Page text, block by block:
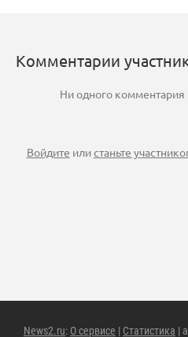
Комментарии
Ни одного комментария
Войдите илистаньте
News2.ru: О сервисе | Статистика |